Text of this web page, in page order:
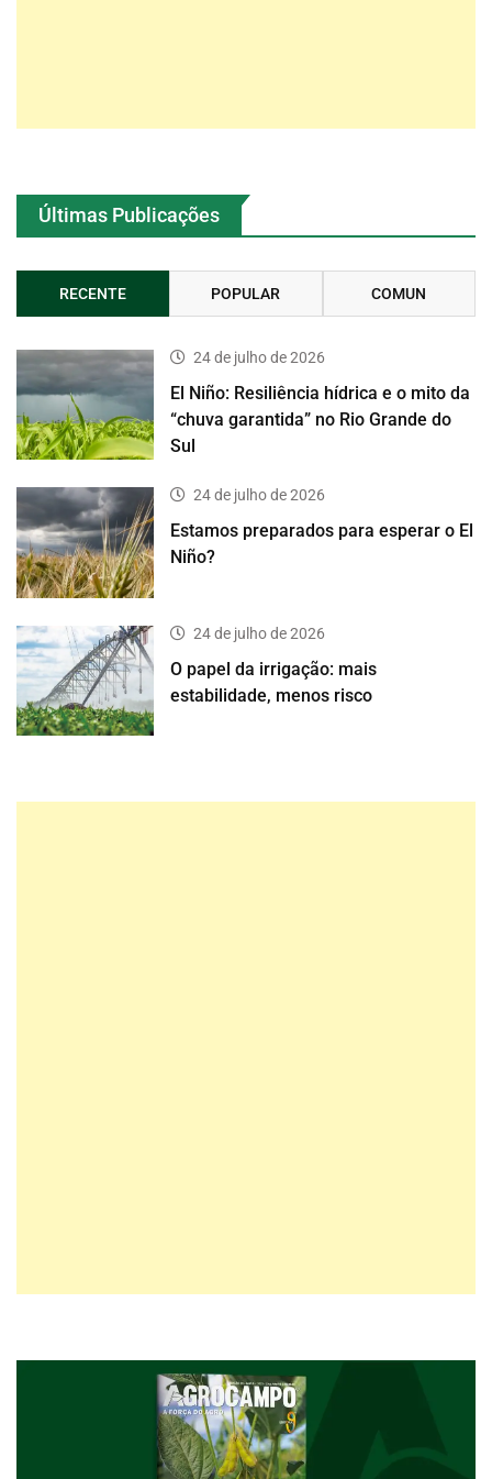
Últimas Publicações
RECENTE POPULAR COMUN
24 de julho de 2026
El Niño: Resiliência hídrica e o mito da
“chuva garantida” no Rio Grande do
Sul
24 de julho de 2026
Estamos preparados para esperar o El
Niño?
24 de julho de 2026
O papel da irrigação: mais
estabilidade, menos risco